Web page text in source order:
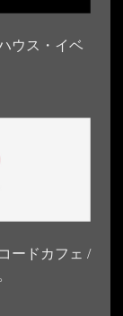
ウス・イベ
ードカフェ /